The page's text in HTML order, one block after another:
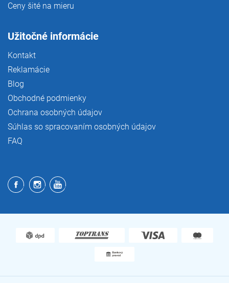
Ceny šité na mieru
Užitočné informácie
Kontakt
Reklamácie
Blog
Obchodné podmienky
Ochrana osobných údajov
Súhlas so spracovaním osobných údajov
FAQ